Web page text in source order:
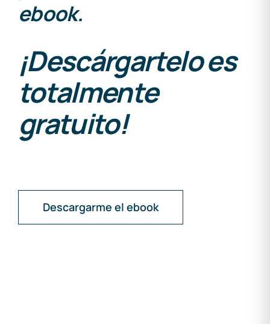
ebook.
¡Descárgartelo es
totalmente
gratuito!
Descargarme el ebook